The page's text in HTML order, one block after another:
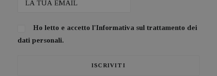
Ho letto e accetto l'Informativa sul trattamento dei
dati personali.